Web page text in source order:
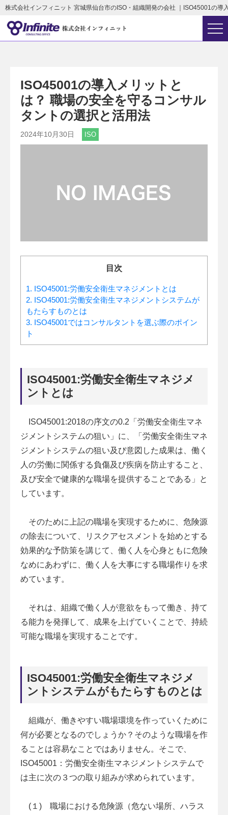
株式会社インフィニット 宮城県仙台市のISO・組織開発の会社 ｜ISO45001の
ISO45001の導入メリットと
は？ 職場の安全を守るコンサル
タントの選択と活用法
2024年10月30日 ISO
目次
1. ISO45001:労働安全衛生マネジメントとは
2. ISO45001:労働安全衛生マネジメントシステムが
もたらすものとは
3. ISO45001ではコンサルタントを選ぶ際のポイン
ト
ISO45001:労働安全衛生マネジメ
ントとは
ISO45001:2018の序文の0.2「労働安全衛生マネ
ジメントシステムの狙い」に、「労働安全衛生マネ
ジメントシステムの狙い及び意図した成果は、働く
人の労働に関係する負傷及び疾病を防止すること、
及び安全で健康的な職場を提供することである」と
しています。
そのために上記の職場を実現するために、危険源
の除去について、リスクアセスメントを始めとする
効果的な予防策を講じて、働く人を心身ともに危険
なめにあわずに、働く人を大事にする職場作りを求
めています。
それは、組織で働く人が意欲をもって働き、持て
る能力を発揮して、成果を上げていくことで、持続
可能な職場を実現することです。
ISO45001:労働安全衛生マネジメ
ントシステムがもたらすものとは
組織が、働きやすい職場環境を作っていくために
何が必要となるのでしょうか？そのような職場を作
ることは容易なことではありません。そこで、
ISO45001：労働安全衛生マネジメントシステムで
は主に次の３つの取り組みが求められています。
(１) 職場における危険源（危ない場所、ハラス